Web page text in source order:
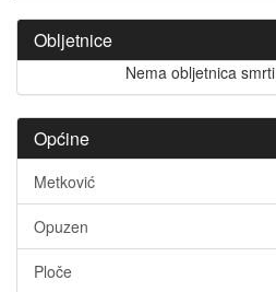
Obljetnice
Nema obljetnica
Općine
Metković
Opuzen
Ploče